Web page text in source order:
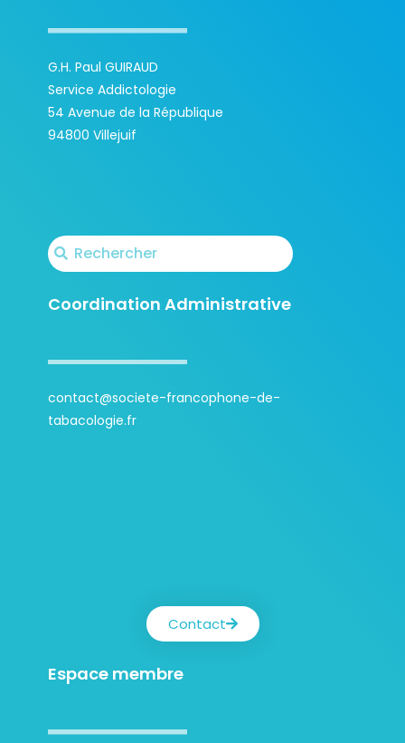
G.H. Paul GUIRAUD
Service Addictologie
54 Avenue de la République
94800 Villejuif
Coordination Administrative
contact@societe-francophone-de-
tabacologie.fr
Contact
Espace membre